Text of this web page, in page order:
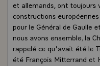
et allemands, ont
constructions
pour le Général de Gaulle
nous avons ensemble, la
rappelé ce qu'avait été le
été François Mitterrand et